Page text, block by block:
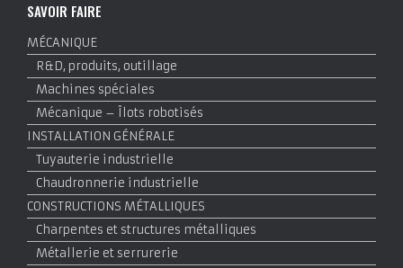
SAVOIR FAIRE
MÉCANIQUE
R&D, produits, outillage
Machines spéciales
Mécanique – Îlots robotisés
INSTALLATION GÉNÉRALE
Tuyauterie industrielle
Chaudronnerie industrielle
CONSTRUCTIONS MÉTALLIQUES
Charpentes et structures métalliques
Métallerie et serrurerie